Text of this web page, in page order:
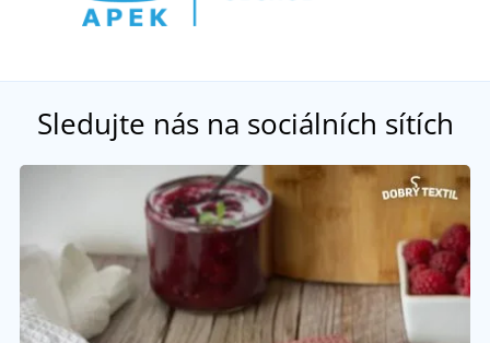
Sledujte nás na sociálních sítích